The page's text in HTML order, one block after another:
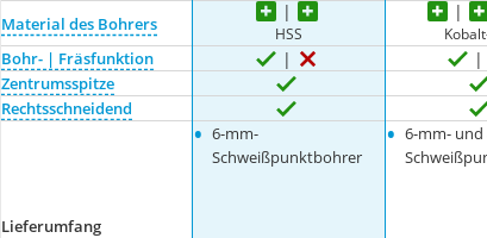
Material des Bohrers
HSS
Bohr- | Fräsfunktion
Zentrumsspitze
Rechtsschneidend
Lieferumfang
• 6-mm-
Schweißpunktbohrer
• 6-mm- und